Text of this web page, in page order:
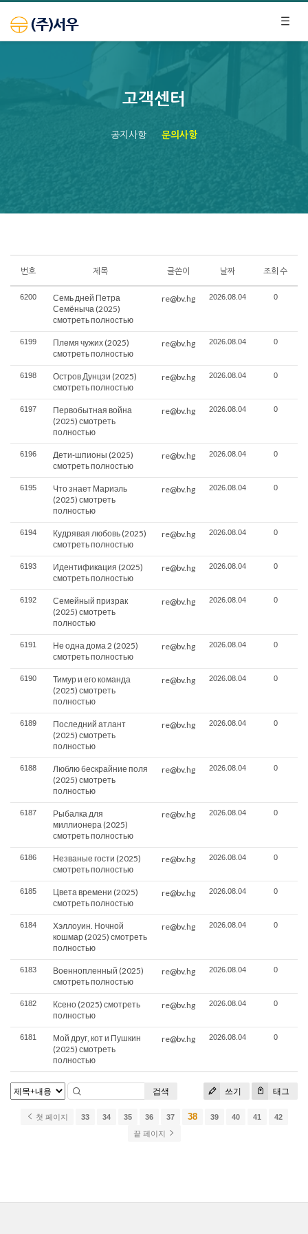
고객센터
공지사항 문의사항
번호 제목 글쓴이 날짜 조회 수
6200
Семь дней Петра
Семёныча (2025)
смотреть полностью
re@bv.hg 2026.08.04 0
6199
Племя чужих (2025)
смотреть полностью
re@bv.hg 2026.08.04 0
6198
Остров Дунцзи (2025)
смотреть полностью
re@bv.hg 2026.08.04 0
6197
Первобытная война
(2025) смотреть
полностью
re@bv.hg 2026.08.04 0
6196
Дети-шпионы (2025)
смотреть полностью
re@bv.hg 2026.08.04 0
6195
Что знает Мариэль
(2025) смотреть
полностью
re@bv.hg 2026.08.04 0
6194
Кудрявая любовь (2025)
смотреть полностью
re@bv.hg 2026.08.04 0
6193
Идентификация (2025)
смотреть полностью
re@bv.hg 2026.08.04 0
6192
Семейный призрак
(2025) смотреть
полностью
re@bv.hg 2026.08.04 0
6191
Не одна дома 2 (2025)
смотреть полностью
re@bv.hg 2026.08.04 0
6190
Тимур и его команда
(2025) смотреть
полностью
re@bv.hg 2026.08.04 0
6189
Последний атлант
(2025) смотреть
полностью
re@bv.hg 2026.08.04 0
6188
Люблю бескрайние поля
(2025) смотреть
полностью
re@bv.hg 2026.08.04 0
6187
Рыбалка для
миллионера (2025)
смотреть полностью
re@bv.hg 2026.08.04 0
6186
Незваные гости (2025)
смотреть полностью
re@bv.hg 2026.08.04 0
6185
Цвета времени (2025)
смотреть полностью
re@bv.hg 2026.08.04 0
6184
Хэллоуин. Ночной
кошмар (2025) смотреть
полностью
re@bv.hg 2026.08.04 0
6183
Военнопленный (2025)
смотреть полностью
re@bv.hg 2026.08.04 0
6182
Ксено (2025) смотреть
полностью
re@bv.hg 2026.08.04 0
6181
Мой друг, кот и Пушкин
(2025) смотреть
полностью
re@bv.hg 2026.08.04 0
쓰기 태그
검색
첫 페이지 33 34 35 36 37 38 39 40 41
42
끝 페이지